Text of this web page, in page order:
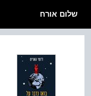
שלום אורח